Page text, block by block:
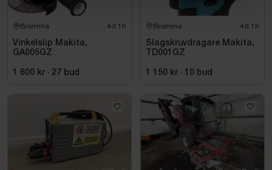
Bromma 4d 1h
Vinkelslip Makita,
GA005GZ
1 600 kr · 27 bud
Bromma 4d 1h
Slagskruvdragare Makita,
TD001GZ
1 150 kr · 10 bud